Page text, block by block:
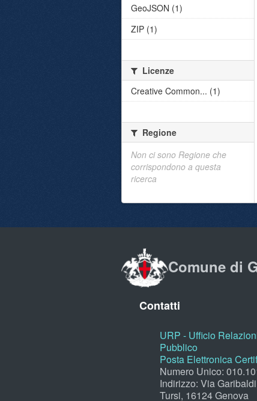
GeoJSON (1)
ZIP (1)
Licenze
Creative Common... (1)
Regione
Non ci sono Regione che
corrispondono a questa
ricerca
Comune di
Contatti
URP - Ufficio
Pubblico
Posta Elettronica
Numero Unico:
Indirizzo: Via
Tursi, 16124 Genova